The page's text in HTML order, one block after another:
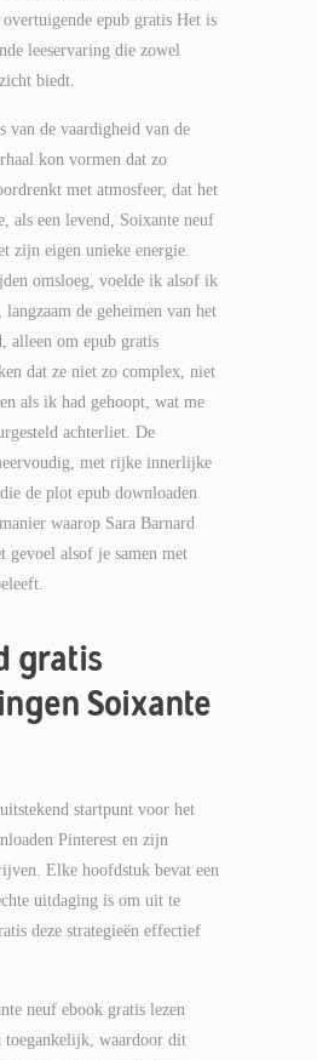
epub gratis Het is
leeservaring die zowel
biedt.
van de vaardigheid van de
kon vormen dat zo
met atmosfeer, dat het
als een levend, Soixante neuf
zijn eigen unieke energie.
omsloeg, voelde ik alsof ik
langzaam de geheimen van het
alleen om epub gratis
dat ze niet zo complex, niet
als ik had gehoopt, wat me
achterliet. De
met rijke innerlijke
de plot epub downloaden
waarop Sara Barnard
gevoel alsof je samen met
gratis
Soixante
startpunt voor het
Pinterest en zijn
Elke hoofdstuk bevat een
uitdaging is om uit te
deze strategieën effectief
neuf ebook gratis lezen
toegankelijk, waardoor dit